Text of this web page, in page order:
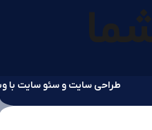
طراحی سایت و سئو سایت با